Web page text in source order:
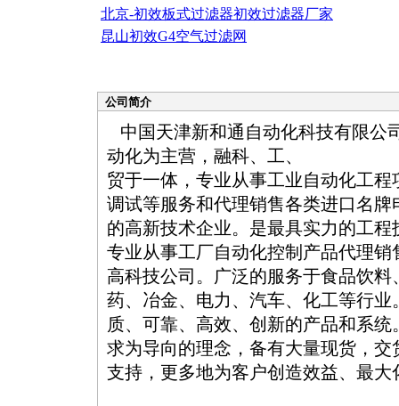
北京-初效板式过滤器初效过滤器厂家
昆山初效G4空气过滤网
公司简介
中国天津新和通自动化科技有限公
动化为主营，融科、工、
贸于一体，专业从事工业自动化工程
调试等服务和代理销售各类进口名牌
的高新技术企业。是最具实力的工程
专业从事工厂自动化控制产品代理销
高科技公司。广泛的服务于食品饮料
药、冶金、电力、汽车、化工等行业
质、可靠、高效、创新的产品和系
求为导向的理念，备有大量现货，交
支持，更多地为客户创造效益、最大